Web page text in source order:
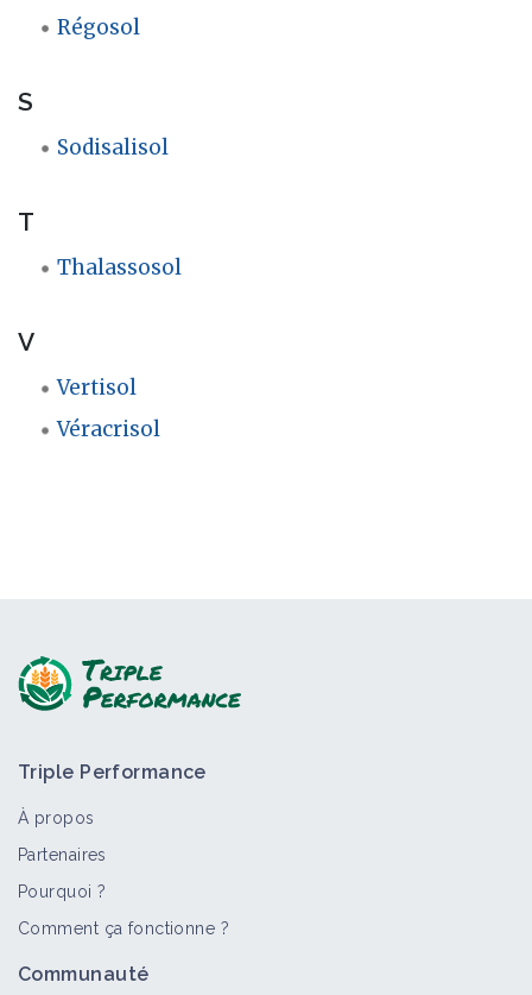
Régosol
S
Sodisalisol
T
Thalassosol
V
Vertisol
Véracrisol
Triple Performance
À propos
Partenaires
Pourquoi ?
Comment ça fonctionne ?
Communauté